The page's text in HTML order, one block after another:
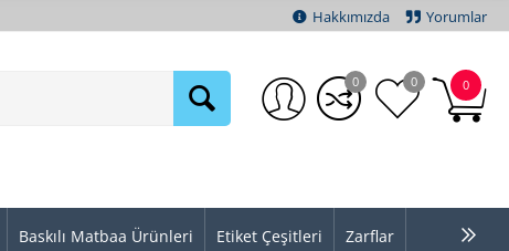
Hakkımızda Yorumlar
0
0 0
Baskılı Matbaa Ürünleri Etiket Çeşitleri Zarflar